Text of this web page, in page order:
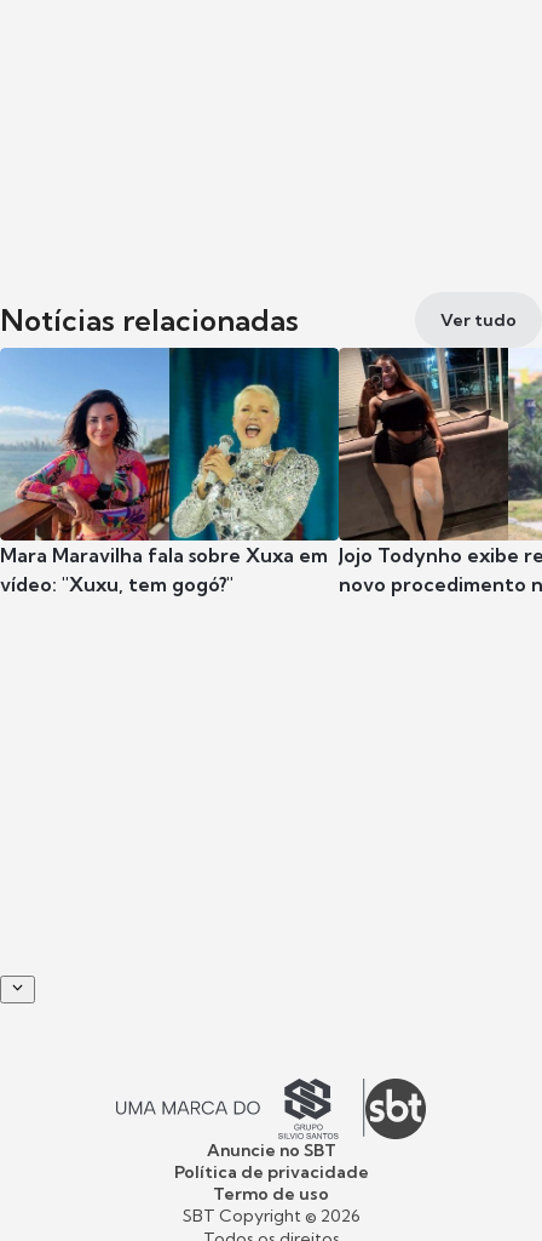
Notícias relacionadas Ver tudo
Mara Maravilha fala sobre Xuxa em
vídeo: "Xuxu, tem gogó?"
Jojo Todynho exibe
novo procedimento
Anuncie no SBT
Política de privacidade
Termo de uso
SBT Copyright © 2026